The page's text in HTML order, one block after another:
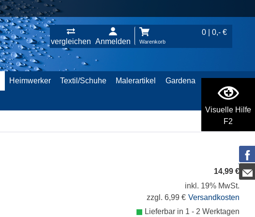
Visuelle Hilfe
F2
vergleichen Anmelden
0 | 0,- €
Warenkorb
Heimwerker Textil/Schuhe Malerartikel Gardena
14,99 €
inkl. 19% MwSt.
zzgl. 6,99 € Versandkosten
Lieferbar in 1 - 2 Werktagen